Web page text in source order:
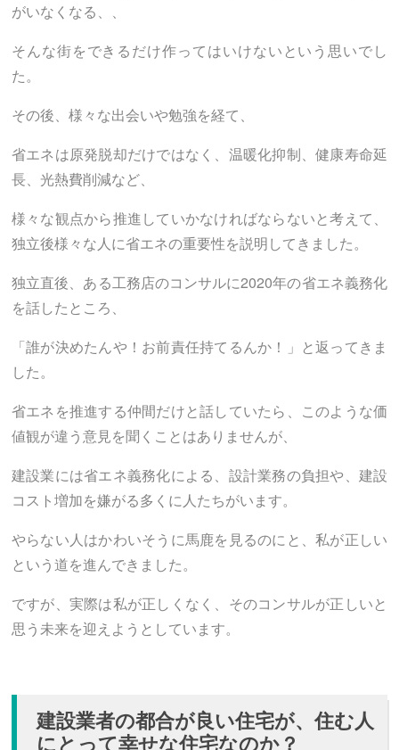
がいなくなる、、
そんな街をできるだけ作ってはいけないという思いでし
た。
その後、様々な出会いや勉強を経て、
省エネは原発脱却だけではなく、温暖化抑制、健康寿命延
長、光熱費削減など、
様々な観点から推進していかなければならないと考えて、
独立後様々な人に省エネの重要性を説明してきました。
独立直後、ある工務店のコンサルに2020年の省エネ義務化
を話したところ、
「誰が決めたんや！お前責任持てるんか！」と返ってきま
した。
省エネを推進する仲間だけと話していたら、このような価
値観が違う意見を聞くことはありませんが、
建設業には省エネ義務化による、設計業務の負担や、建設
コスト増加を嫌がる多くに人たちがいます。
やらない人はかわいそうに馬鹿を見るのにと、私が正しい
という道を進んできました。
ですが、実際は私が正しくなく、そのコンサルが正しいと
思う未来を迎えようとしています。
建設業者の都合が良い住宅が、住む人
にとって幸せな住宅なのか？